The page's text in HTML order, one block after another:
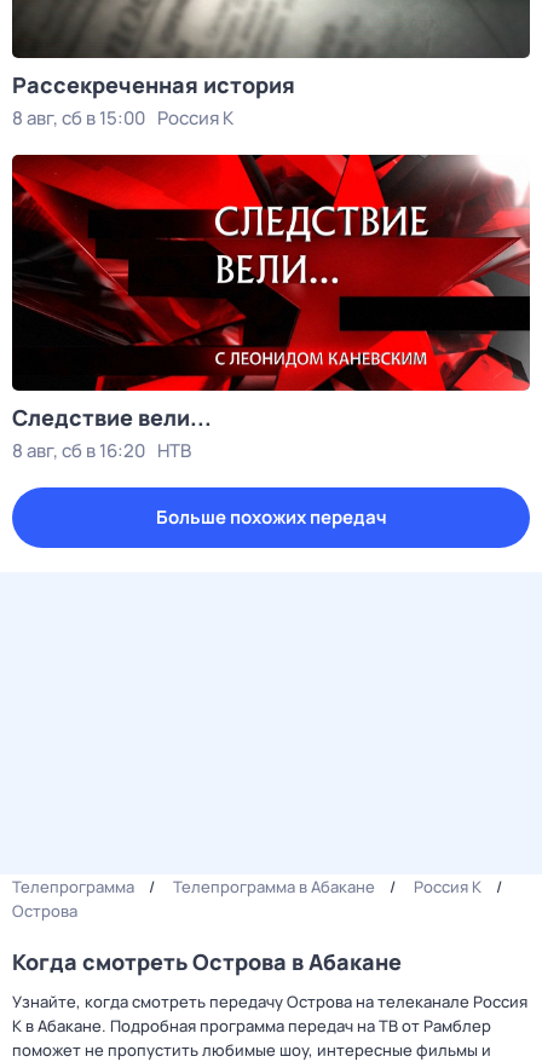
Рассекреченная история
8 авг, сб в 15:00 Россия К
Следствие вели...
8 авг, сб в 16:20 НТВ
Больше похожих передач
Телепрограмма Телепрограмма в Абакане
Россия К
Острова
Когда смотреть Острова в Абакане
Узнайте, когда смотреть передачу Острова на телеканале Россия
К в Абакане. Подробная программа передач на ТВ от Рамблер
поможет не пропустить любимые шоу, интересные фильмы и